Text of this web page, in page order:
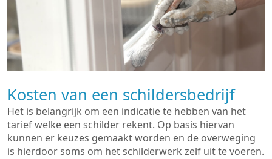
Kosten van een schildersbedrijf
Het is belangrijk om een indicatie te hebben van het
tarief welke een schilder rekent. Op basis hiervan
kunnen er keuzes gemaakt worden en de overweging
is hierdoor soms om het schilderwerk zelf uit te voeren.